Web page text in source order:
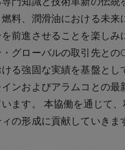
門知識と技術革新の伝統
料、潤滑油における未来
前進させることを楽しみ
グローバルの取引先との
る強固な実績を基盤とし
ンおよびアラムコとの最
ます。 本協働を通じて、
の形成に貢献していきま